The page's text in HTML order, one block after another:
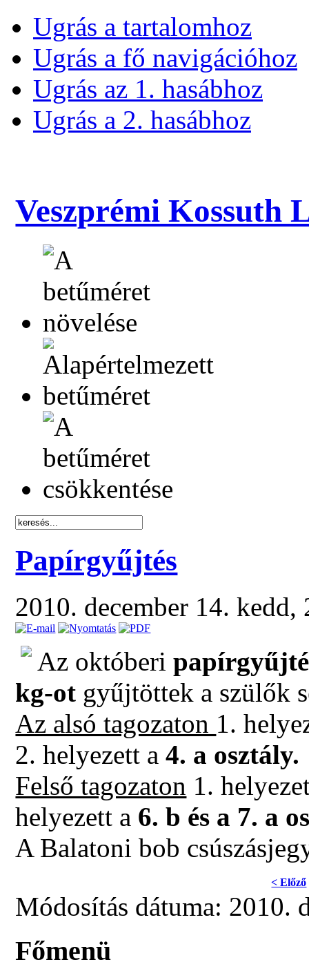
Ugrás a tartalomhoz
Ugrás a fő navigációhoz
Ugrás az 1. hasábhoz
Ugrás a 2. hasábhoz
Veszprémi Kossuth
Papírgyűjtés
2010. december 14.
Az októberi
kg-ot gyűjtöttek a szülők
Az alsó tagozaton 1.
2. helyezett a4. a osztály.
Felső tagozaton 1.
helyezett a 6. b és a 7. a
A Balatoni bob
< Előző
Módosítás dátuma: 2010.
Főmenü